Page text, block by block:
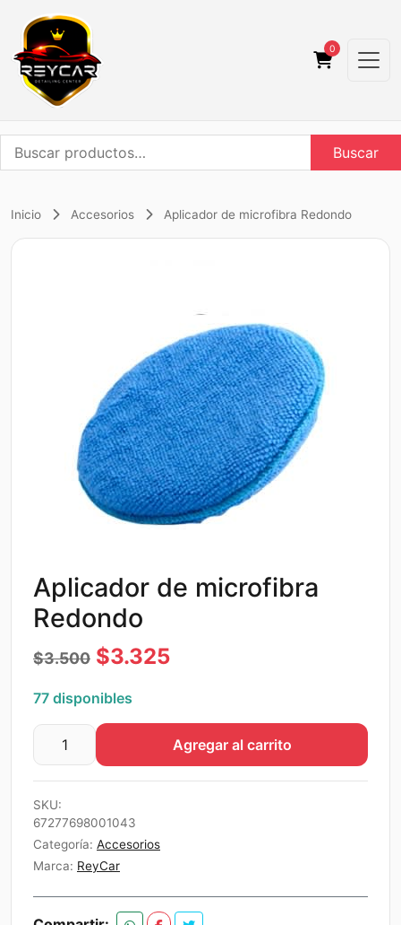
0
Buscar
por:
Buscar
Inicio Accesorios Aplicador de microfibra Redondo
Aplicador de microfibra
Redondo
$3.500 El
precio
original
era:
$3.500.
$3.325El
actual
es:
$3.325.
77 disponibles
Aplicador
de
microfibra
Redondo
cantidad
Agregar al carrito
SKU:
67277698001043
Categoría: Accesorios
Marca: ReyCar